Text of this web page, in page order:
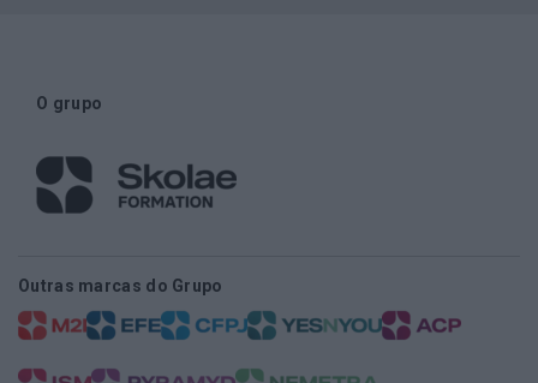
O grupo
Outras marcas do Grupo